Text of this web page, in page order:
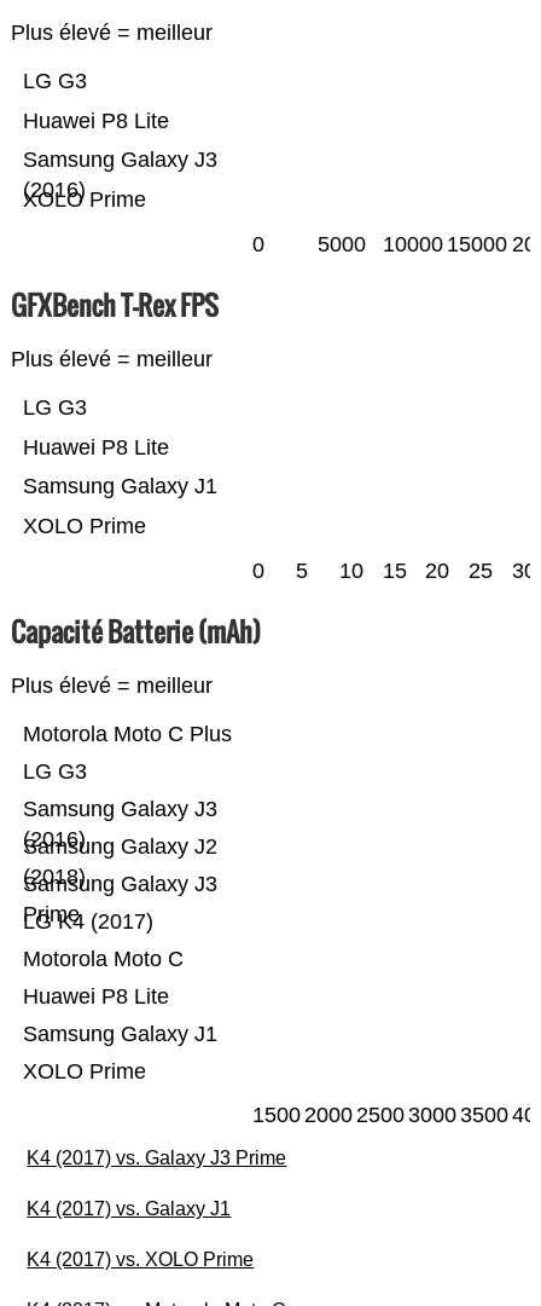
Plus élevé = meilleur
XOLO Prime
Samsung Galaxy J3
(2016)
Huawei P8 Lite
LG G3
0 5000 10000 15000
GFXBench T-Rex FPS
Plus élevé = meilleur
XOLO Prime
Samsung Galaxy J1
Huawei P8 Lite
LG G3
0 5 10 15 20 25 30
Capacité Batterie (mAh)
Plus élevé = meilleur
XOLO Prime
Samsung Galaxy J1
Huawei P8 Lite
Motorola Moto C
LG K4 (2017)
Samsung Galaxy J3
Prime
Samsung Galaxy J2
(2018)
Samsung Galaxy J3
(2016)
LG G3
Motorola Moto C Plus
15002000250030003500
K4 (2017) vs. Galaxy J3 Prime
K4 (2017) vs. Galaxy J1
K4 (2017) vs. XOLO Prime